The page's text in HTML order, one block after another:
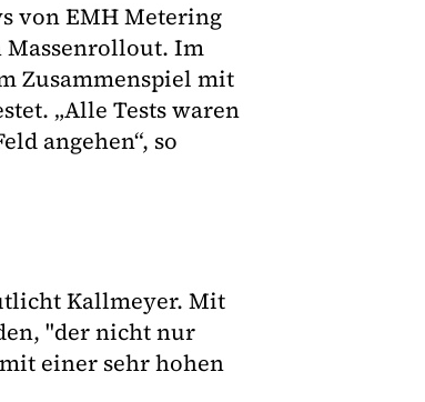
von EMH Metering
Massenrollout. Im
Zusammenspiel mit
„Alle Tests waren
angehen“, so
Kallmeyer. Mit
"der nicht nur
einer sehr hohen